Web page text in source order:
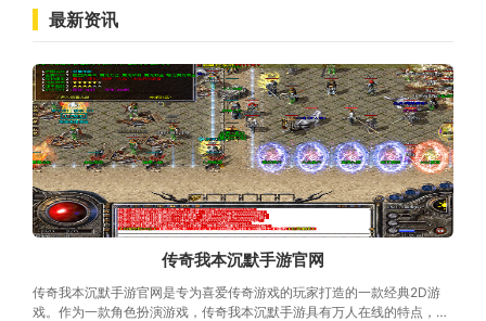
最新资讯
传奇我本沉默手游官网
传奇我本沉默手游官网是专为喜爱传奇游戏的玩家打造的一款经典2D游
戏。作为一款角色扮演游戏，传奇我本沉默手游具有万人在线的特点，玩